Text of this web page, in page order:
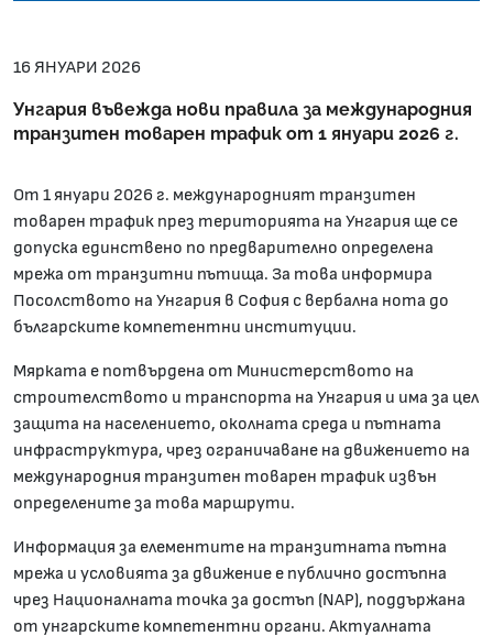
16 ЯНУАРИ 2026
Унгария въвежда нови правила за международния
транзитен товарен трафик от 1 януари 2026 г.
От 1 януари 2026 г. международният транзитен
товарен трафик през територията на Унгария ще се
допуска единствено по предварително определена
мрежа от транзитни пътища. За това информира
Посолството на Унгария в София с вербална нота до
българските компетентни институции.
Мярката е потвърдена от Министерството на
строителството и транспорта на Унгария и има за цел
защита на населението, околната среда и пътната
инфраструктура, чрез ограничаване на движението на
международния транзитен товарен трафик извън
определените за това маршрути.
Информация за елементите на транзитната пътна
мрежа и условията за движение е публично достъпна
чрез Националната точка за достъп (NAP), поддържана
от унгарските компетентни органи. Актуалната